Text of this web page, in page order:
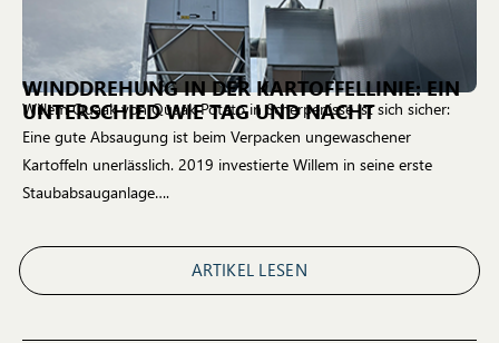
WINDDREHUNG IN DER KARTOFFELLINIE: EIN
UNTERSCHIED WIE TAG UND NACHT
Willem Quaak von Quaak Potato in Scherpenisse ist sich sicher:
Eine gute Absaugung ist beim Verpacken ungewaschener
Kartoffeln unerlässlich. 2019 investierte Willem in seine erste
Staubabsauganlage….
ARTIKEL LESEN